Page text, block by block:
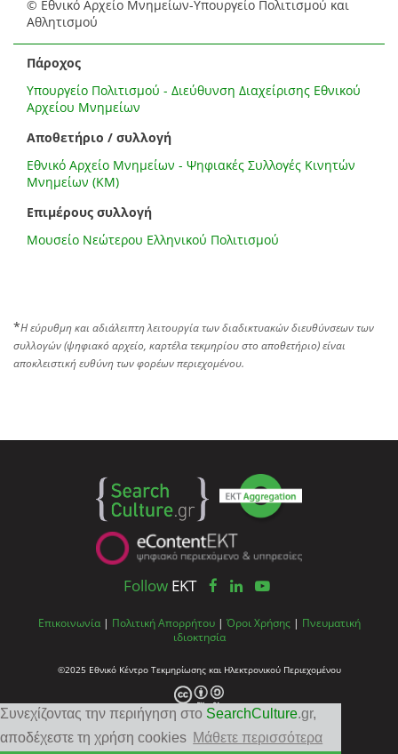
Συνεχίζοντας την περιήγηση στο SearchCulture.gr,
αποδέχεστε τη χρήση cookies Μάθετε περισσότερα
© Εθνικό Αρχείο Μνημείων-Υπουργείο Πολιτισμού και
Αθλητισμού
Πάροχος
Υπουργείο Πολιτισμού - Διεύθυνση Διαχείρισης Εθνικού
Αρχείου Μνημείων
Αποθετήριο / συλλογή
Εθνικό Αρχείο Μνημείων - Ψηφιακές Συλλογές Κινητών
Μνημείων (ΚΜ)
Επιμέρους συλλογή
Μουσείο Νεώτερου Ελληνικού Πολιτισμού
*Η εύρυθμη και αδιάλειπτη λειτουργία των διαδικτυακών διευθύνσεων των
συλλογών (ψηφιακό αρχείο, καρτέλα τεκμηρίου στο αποθετήριο) είναι
αποκλειστική ευθύνη των φορέων περιεχομένου.
Follow EKT
Επικοινωνία | Πολιτική Απορρήτου | Όροι Χρήσης | Πνευματική
ιδιοκτησία
©2025 Εθνικό Κέντρο Τεκμηρίωσης και Ηλεκτρονικού Περιεχομένου